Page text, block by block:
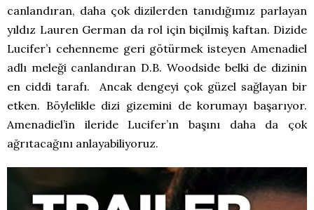
canlandıran, daha çok dizilerden tanıdığımız parlayan
yıldız Lauren German da rol için biçilmiş kaftan. Dizide
Lucifer’ı cehenneme geri götürmek isteyen Amenadiel
adlı meleği canlandıran D.B. Woodside belki de dizinin
en ciddi tarafı. Ancak dengeyi çok güzel sağlayan bir
etken. Böylelikle dizi gizemini de korumayı başarıyor.
Amenadiel’in ileride Lucifer’ın başını daha da çok
ağrıtacağını anlayabiliyoruz.